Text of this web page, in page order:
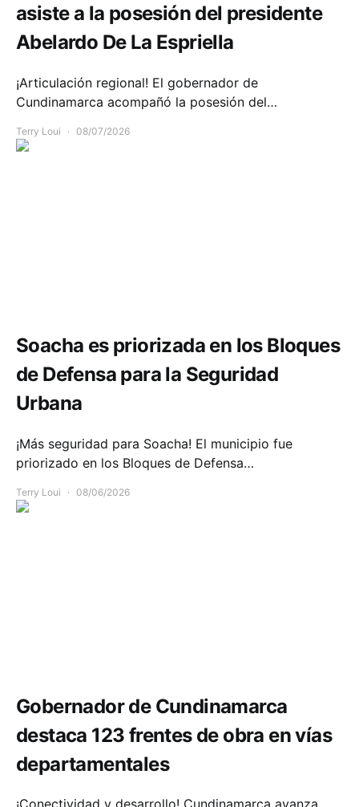
asiste a la posesión del presidente
Abelardo De La Espriella
¡Articulación regional! El gobernador de
Cundinamarca acompañó la posesión del…
Terry Loui 08/07/2026
Soacha es priorizada en los Bloques
de Defensa para la Seguridad
Urbana
¡Más seguridad para Soacha! El municipio fue
priorizado en los Bloques de Defensa…
Terry Loui 08/06/2026
Gobernador de Cundinamarca
destaca 123 frentes de obra en vías
departamentales